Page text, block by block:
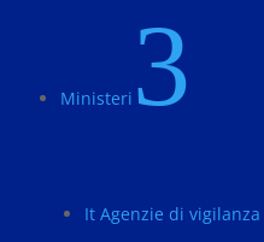
Ministeri 3
It Agenzie di